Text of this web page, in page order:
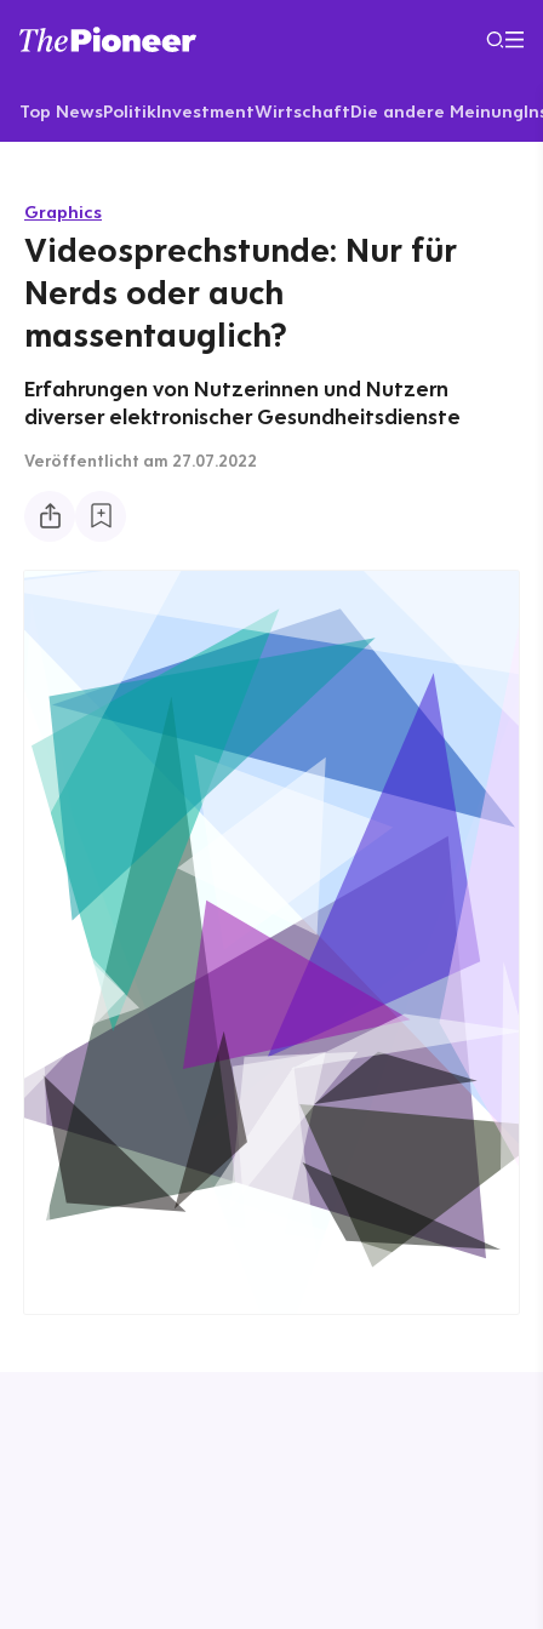
Top NewsPolitikInvestmentWirtschaftDie andere Meinung
Graphics
Videosprechstunde: Nur für
Nerds oder auch
massentauglich?
Erfahrungen von Nutzerinnen und Nutzern
diverser elektronischer Gesundheitsdienste
Veröffentlicht am 27.07.2022